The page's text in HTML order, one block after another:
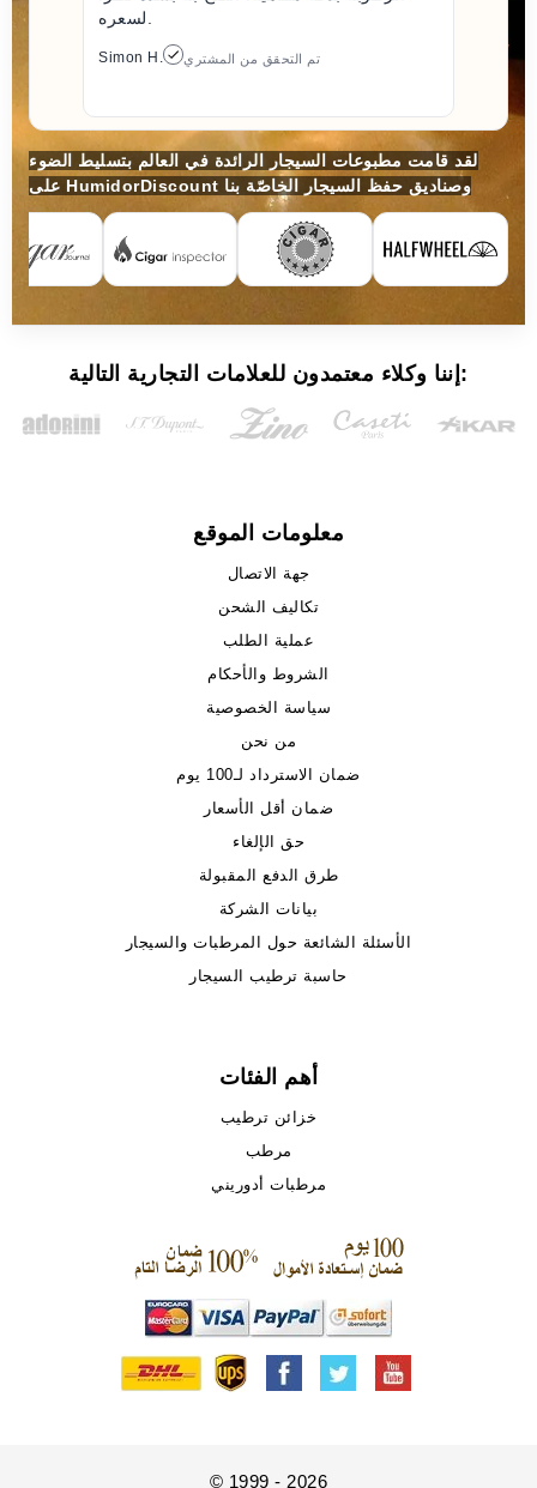
لسعره.
Simon H. تم التحقق من المشتري
لقد قامت مطبوعات السيجار الرائدة في العالم بتسليط الضوء
على HumidorDiscount وصناديق حفظ السيجار الخاصّة بنا
إننا وكلاء معتمدون للعلامات التجارية التالية:
معلومات الموقع
جهة الاتصال
تكاليف الشحن
عملية الطلب
الشروط والأحكام
سياسة الخصوصية
من نحن
ضمان الاسترداد لـ100 يوم
ضمان أقل الأسعار
حق الإلغاء
طرق الدفع المقبولة
بيانات الشركة
الأسئلة الشائعة حول المرطبات والسيجار
حاسبة ترطيب السيجار
أهم الفئات
خزائن ترطيب
مرطب
مرطبات أدوريني
© 1999 - 2026